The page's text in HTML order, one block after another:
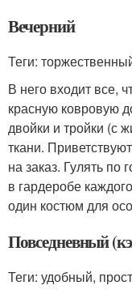
Вечерний
Теги:
В него входит все,
красную ковровую
двойки и тройки (с
ткани.
на заказ. Гулять
в гардеробе
один костюм для
Повседневный
Теги: удобный,